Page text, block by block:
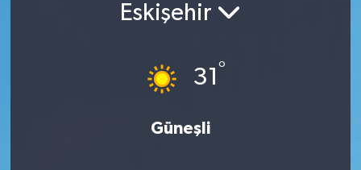
Eskişehir
31 °
Güneşli